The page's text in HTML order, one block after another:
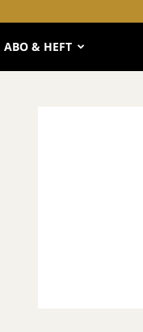
ABO & HEFT